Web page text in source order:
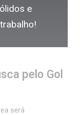
e
pelo Gol
será